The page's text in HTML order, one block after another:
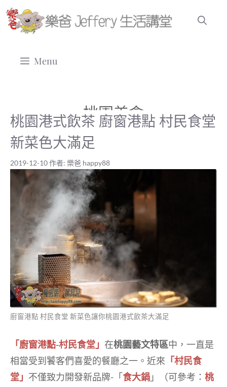
跳
至
Menu
桃園美食
桃園港式飲茶 廚窗港點 村民食堂
新菜色大滿足
2019-12-10作者: 樂爸 happy88
廚窗港點 村民食堂 新菜色讓你桃園港式飲茶大滿足
「廚窗港點-村民食堂」 在桃園藝文特區中，一直是
相當受到饕客們喜愛的餐廳之一。近來 「村民食
堂」 不僅致力開發新品牌-「食大鍋 」（可參考： 桃